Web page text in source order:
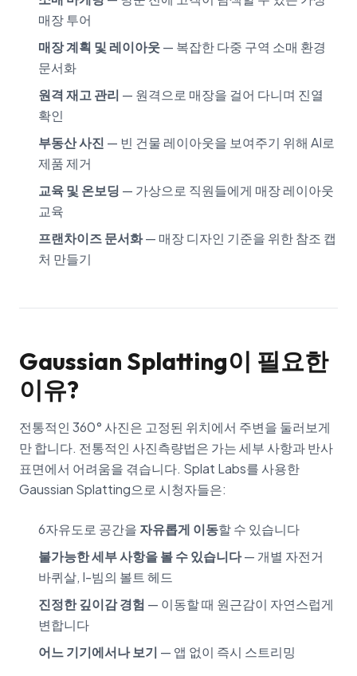
매장 투어
매장 계획 및 레이아웃— 복잡한 다중 구역 소매 환경
문서화
원격 재고 관리 — 원격으로 매장을 걸어 다니며 진열
확인
부동산 사진 — 빈 건물 레이아웃을 보여주기 위해 AI로
제품 제거
교육 및 온보딩 — 가상으로 직원들에게 매장 레이아웃
교육
프랜차이즈 문서화— 매장 디자인 기준을 위한 참조 캡
처 만들기
Gaussian Splatting이 필요한
이유?
전통적인 360° 사진은 고정된 위치에서 주변을 둘러보게
만 합니다. 전통적인 사진측량법은 가는 세부 사항과 반사
표면에서 어려움을 겪습니다. Splat Labs를 사용한
Gaussian Splatting으로 시청자들은:
6자유도로 공간을자유롭게 이동할 수 있습니다
불가능한 세부 사항을 볼 수 있습니다— 개별 자전거
바퀴살, I-빔의 볼트 헤드
진정한 깊이감 경험 — 이동할 때 원근감이 자연스럽게
변합니다
어느 기기에서나 보기 — 앱 없이 즉시 스트리밍